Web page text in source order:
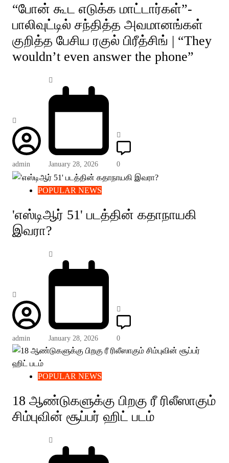
“போன் கூட எடுக்க மாட்டார்கள்”-
பாலிவுட்டில் சந்தித்த அவமானங்கள்
குறித்த பேசிய ரகுல் பிரீத்சிங் | “They
wouldn’t even answer the phone”
admin January 28, 2026 0
POPULAR NEWS
'எஸ்டிஆர் 51' படத்தின் கதாநாயகி
இவரா?
admin January 28, 2026 0
POPULAR NEWS
18 ஆண்டுகளுக்கு பிறகு ரீ ரிலீஸாகும்
சிம்புவின் சூப்பர் ஹிட் படம்